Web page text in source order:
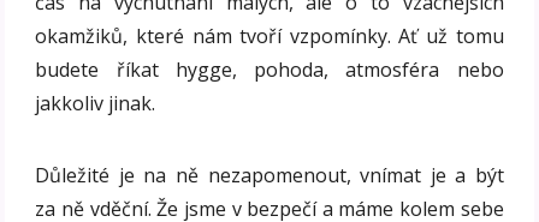
okamžiků, které nám tvoří vzpomínky. Ať už tomu
budete říkat hygge, pohoda, atmosféra nebo
jakkoliv jinak.
Důležité je na ně nezapomenout, vnímat je a být
za ně vděční. Že jsme v bezpečí a máme kolem sebe